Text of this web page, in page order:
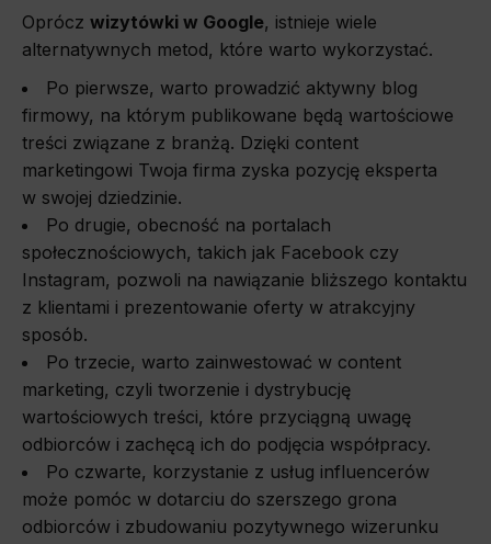
Oprócz wizytówki w Google, istnieje wiele
alternatywnych metod, które warto wykorzystać.
Po pierwsze, warto prowadzić aktywny blog
firmowy, na którym publikowane będą wartościowe
treści związane z branżą. Dzięki content
marketingowi Twoja firma zyska pozycję eksperta
w swojej dziedzinie.
Po drugie, obecność na portalach
społecznościowych, takich jak Facebook czy
Instagram, pozwoli na nawiązanie bliższego kontaktu
z klientami i prezentowanie oferty w atrakcyjny
sposób.
Po trzecie, warto zainwestować w content
marketing, czyli tworzenie i dystrybucję
wartościowych treści, które przyciągną uwagę
odbiorców i zachęcą ich do podjęcia współpracy.
Po czwarte, korzystanie z usług influencerów
może pomóc w dotarciu do szerszego grona
odbiorców i zbudowaniu pozytywnego wizerunku